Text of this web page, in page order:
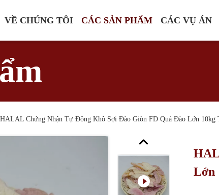
VỀ CHÚNG TÔI CÁC SẢN PHẨM CÁC VỤ ÁN
HALAL Chứng Nhận Tự Đông Khô Sợi Đào Giòn FD Quả Đào Lớn 10kg
Lớn